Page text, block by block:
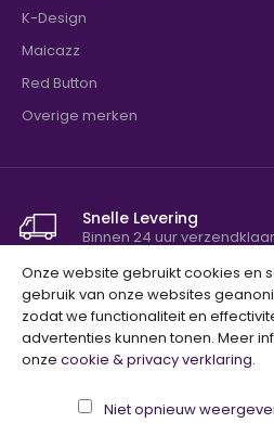
Onze website gebruikt cookies en
gebruik van onze websites
zodat we functionaliteit en
advertenties kunnen tonen. Meer
onze cookie & privacy verklaring.
Niet opnieuw
K-Design
Maicazz
Red Button
Overige merken
Snelle Levering
Binnen 24 uur verzendklaar
Niet tevreden? Geld
100%
Copyright © 2023,
Voorbehouden.